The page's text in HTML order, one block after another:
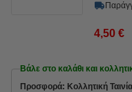
4,50 €
Βάλε στο καλάθι και
Προσφορά: Κολλητική Ταινία 123ink 19 mm x 33 m (7+1